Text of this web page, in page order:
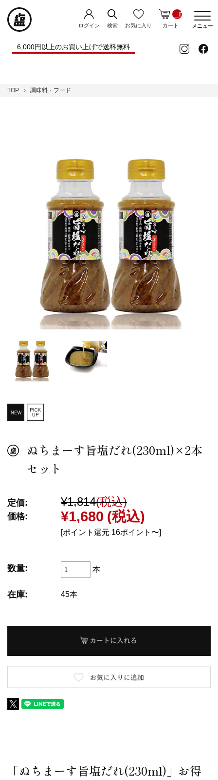
6,000円以上のお買い上げで送料無料
ログイン 検索 お気に入り
__ITM_CNT__
カート メニュー
TOP 調味料・フード
ぬちまーす旨塩だれ(230ml)×2本
セット
定価: ¥1,814(税込)
価格: ¥1,680 (税込)
[ポイント還元 16ポイント〜]
数量: 本
在庫: 45本
「ぬちまーす旨塩だれ(230ml)」お得